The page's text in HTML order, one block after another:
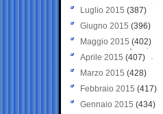
Luglio 2015 (387)
Giugno 2015 (396)
Maggio 2015 (402)
Aprile 2015 (407)
Marzo 2015 (428)
Febbraio 2015 (417)
Gennaio 2015 (434)